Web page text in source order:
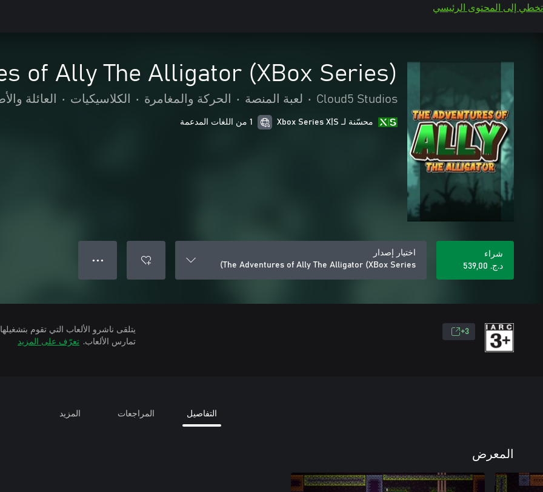
تخطي إلى المحتوى الرئيسي
of Ally The Alligator (XBox Series)
Cloud5 Studios
• لعبة المنصة • الحركة والمغامرة • الكلاسيكيات • العائلة
محسّنة لـ Xbox Series X|S 1 من اللغات المدعمة
شراء
د.ج.‏ 539,00
اختيار إصدار
The Adventures of Ally The Alligator (XBox Series)
● ● ●
3+
تمارس الألعاب. تعرّف على المزيد
التفاصيل المراجعات المزيد
المعرض